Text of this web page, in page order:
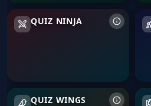
QUIZ NINJA
Quiz Ninja
QUIZ WINGS
Quiz Wings